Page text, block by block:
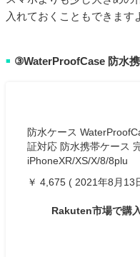
入れておくこともできます
■ ③WaterProofCase 防水
防水ケース
証対応 防水携帯ケース
iPhoneXR/XS/X/8/8plu
￥ 4,675 ( 2021年8月13
Rakuten市場で購入